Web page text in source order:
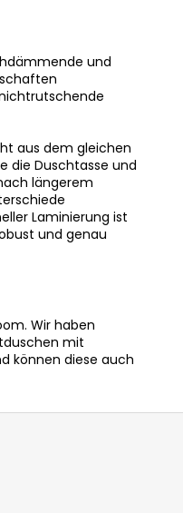
und
aus dem gleichen
die Duschtasse und
längerem
Laminierung ist
und genau
Wir haben
mit
können diese auch